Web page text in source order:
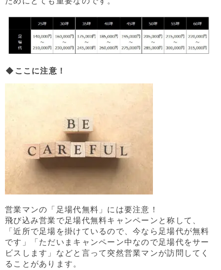
⁪◆ここに注意！
営業マンの「足場代無料」には要注意！
飛び込み営業で足場代無料キャンペーンと称して、
「近所で足場を掛けているので、今なら足場代が無料
です」「ただいまキャンペーン中なので足場代をサー
ビスします」などと言って突然営業マンが訪問してく
ることがあります。